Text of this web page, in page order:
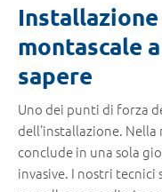
montascale
sapere
Uno dei punti di forza
dell’installazione.
conclude in una sola
invasive. I nostri